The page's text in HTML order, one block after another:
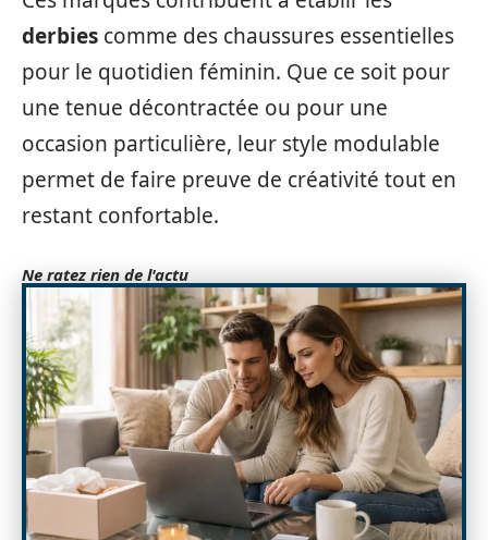
derbies comme des chaussures essentielles
pour le quotidien féminin. Que ce soit pour
une tenue décontractée ou pour une
occasion particulière, leur style modulable
permet de faire preuve de créativité tout en
restant confortable.
Ne ratez rien de l'actu